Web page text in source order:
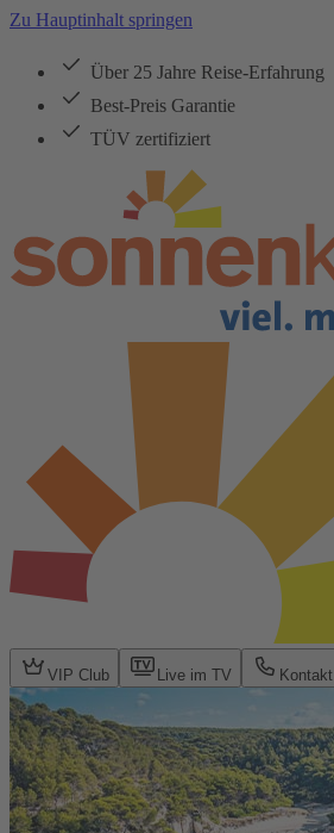
Zu Hauptinhalt springen
Über 25 Jahre Reise-Erfahrung
Best-Preis Garantie
TÜV zertifiziert
VIP Club Live im TV Kontakt